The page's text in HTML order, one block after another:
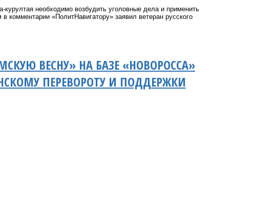
необходимо возбудить уголовные дела и применить
комментарии «ПолитНавигатору» заявил ветеран русского
ВЕСНУ» НА БАЗЕ «НОВОРОССА»
ПЕРЕВОРОТУ И ПОДДЕРЖКИ